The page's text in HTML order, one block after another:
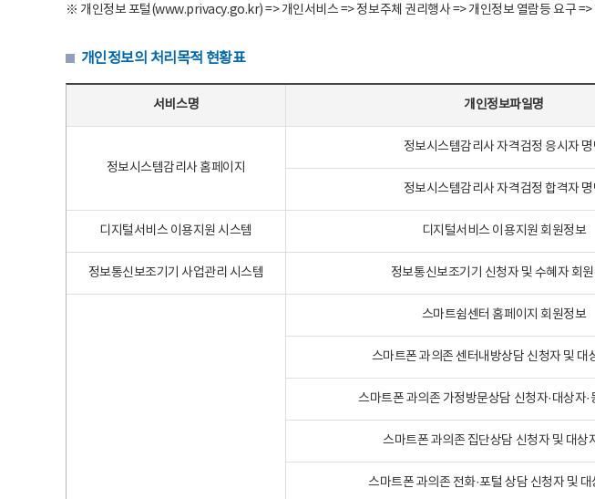
※ 개인정보 포털(www.privacy.go.kr) => 개인서비스 => 정보주체 권리행사 => 개인정보 열람등 요구
개인정보의 처리목적 현황표
서비스명 개인정보파일명
정보시스템감리사 홈페이지
정보시스템감리사 자격검정 응시자
정보시스템감리사 자격검정 합격자
디지털서비스 이용지원 시스템 디지털서비스 이용지원 회원정보
정보통신보조기기 사업관리 시스템 정보통신보조기기 신청자 및 수혜자 회원
스마트쉼센터 홈페이지 회원정보
스마트폰 과의존 센터내방상담 신청자 및 대
스마트폰 과의존 가정방문상담 신청자·대상자·
스마트폰 과의존 집단상담 신청자 및 대상
스마트폰 과의존 전화·포털 상담 신청자 및